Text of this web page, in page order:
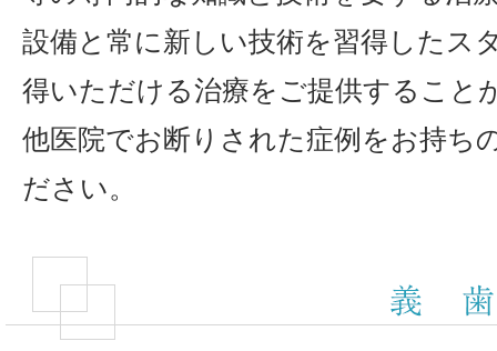
設備と常に新しい技術を習得したス
得いただける治療をご提供すること
他医院でお断りされた症例をお持ち
ださい。